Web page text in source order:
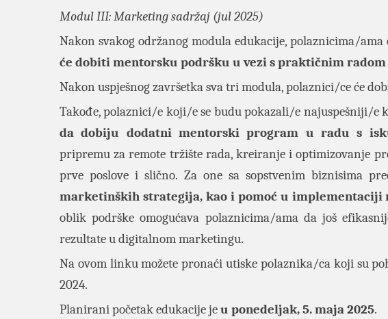
Modul III: Marketing sadržaj (jul 2025)
Nakon svakog održanog modula edukacije, polaznicima/
će dobiti mentorsku podršku u vezi s praktičnim
Nakon uspješnog završetka sva tri modula, polaznici/ce će
Takođe, polaznici/e koji/e se budu pokazali/e najuspešniji/e
da dobiju dodatni mentorski program u radu s
pripremu za remote tržište rada, kreiranje i optimizovanje
prve poslove i slično. Za one sa sopstvenim biznisima
marketinških strategija, kao i pomoć u
oblik podrške omogućava polaznicima/ama da još
rezultate u digitalnom marketingu.
Na ovom linkumožete pronaći utiske polaznika/ca koji su
2024.
Planirani početak edukacije jeu ponedeljak, 5. maja 2025.